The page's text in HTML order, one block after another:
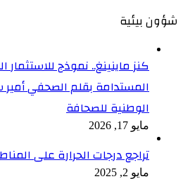
شؤون بيئية
كنز ماينينغ.. نموذج
المستدامة بقلم الصحفي أمير
الوطنية للصحافة
مايو 17, 2026
تراجع درجات الحرارة على
مايو 2, 2025